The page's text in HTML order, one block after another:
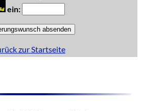
ein:
zur Startseite